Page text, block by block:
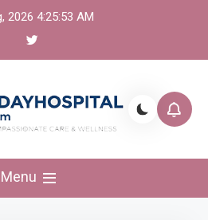
2026 4:25:53 AM
olahraga,
Menu